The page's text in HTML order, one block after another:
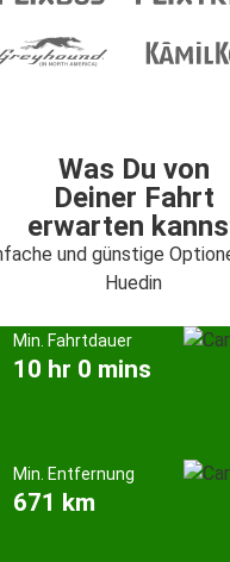
Was Du von
Deiner Fahrt
erwarten
und günstige
Huedin
Min. Fahrtdauer
10 hr 0 mins
Min. Entfernung
671 km